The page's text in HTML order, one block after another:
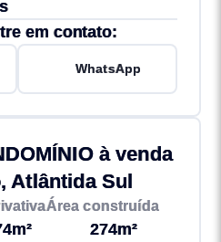
em contato:
WhatsApp
à venda
Atlântida Sul
Área construída
274m²